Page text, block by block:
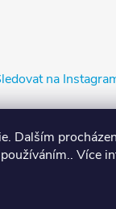
Dalším
Více
na